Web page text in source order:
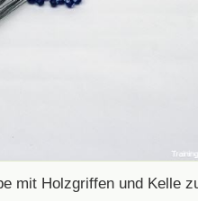
mit Holzgriffen und Kelle